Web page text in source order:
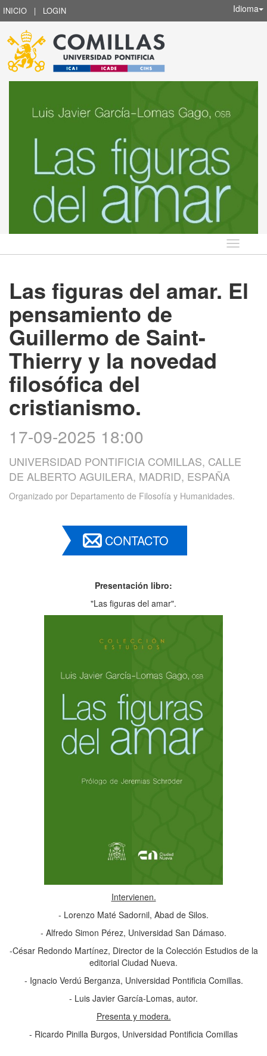
INICIO | LOGIN Idioma
Idioma
Las figuras del amar. El
pensamiento de
Guillermo de Saint-
Thierry y la novedad
filosófica del
cristianismo.
17-09-2025 18:00
UNIVERSIDAD PONTIFICIA COMILLAS, CALLE
DE ALBERTO AGUILERA, MADRID, ESPAÑA
Organizado por Departamento de Filosofía y Humanidades.
CONTACTO
Presentación libro:
"Las figuras del amar".
Intervienen.
- Lorenzo Maté Sadornil, Abad de Silos.
- Alfredo Simon Pérez, Universidad San Dámaso.
-César Redondo Martínez, Director de la Colección Estudios de la
editorial Ciudad Nueva.
- Ignacio Verdú Berganza, Universidad Pontificia Comillas.
- Luis Javier García-Lomas, autor.
Presenta y modera.
- Ricardo Pinilla Burgos, Universidad Pontificia Comillas